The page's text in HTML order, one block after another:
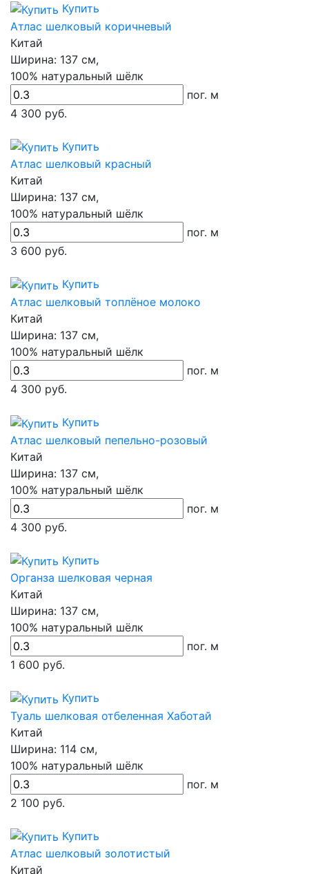
Купить
Атлас шелковый коричневый
Китай
Ширина: 137 см,
100% натуральный шёлк
пог. м
4 300руб.
Купить
Атлас шелковый красный
Китай
Ширина: 137 см,
100% натуральный шёлк
пог. м
3 600руб.
Купить
Атлас шелковый топлёное молоко
Китай
Ширина: 137 см,
100% натуральный шёлк
пог. м
4 300руб.
Купить
Атлас шелковый пепельно-розовый
Китай
Ширина: 137 см,
100% натуральный шёлк
пог. м
4 300руб.
Купить
Органза шелковая черная
Китай
Ширина: 137 см,
100% натуральный шёлк
пог. м
1 600руб.
Купить
Туаль шелковая отбеленная Хаботай
Китай
Ширина: 114 см,
100% натуральный шёлк
пог. м
2 100руб.
Купить
Атлас шелковый золотистый
Китай